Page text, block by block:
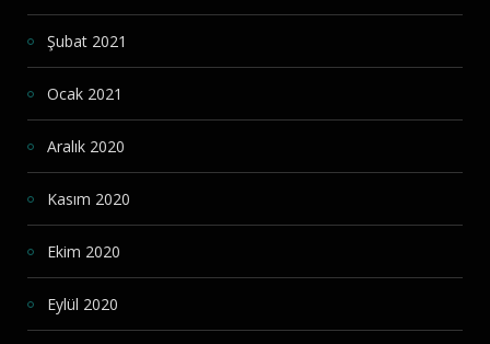
Şubat 2021
Ocak 2021
Aralık 2020
Kasım 2020
Ekim 2020
Eylül 2020